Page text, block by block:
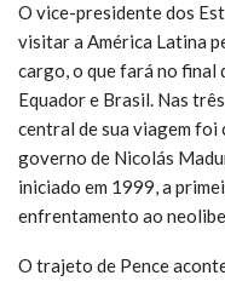
O vice-presidente dos
visitar a América Latina
cargo, o que fará no final
Equador e Brasil. Nas
central de sua viagem
governo de Nicolás
iniciado em 1999, a
enfrentamento ao
O trajeto de Pence